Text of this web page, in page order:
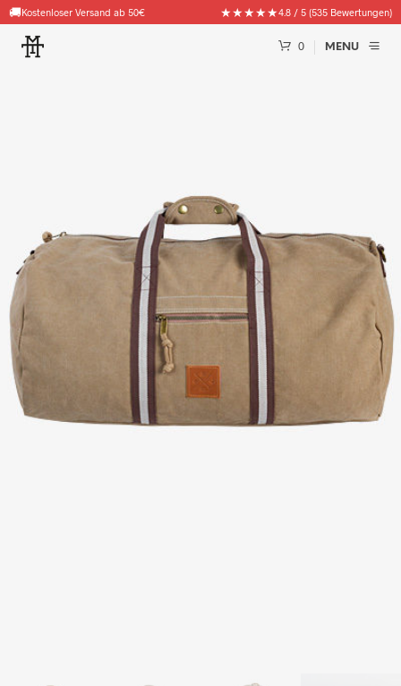
🚚Kostenloser Versand ab 50€ ★★★★★4.8 / 5 (535 Bewertungen)
0 MENU